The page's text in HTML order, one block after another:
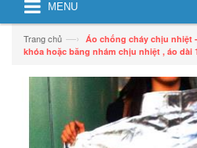
MENU
Trang chủ —› Áo chống cháy chịu nhiệt
khóa hoặc băng nhám chịu nhiệt , áo dài